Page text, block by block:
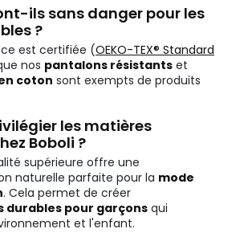
ils sans danger pour les
?
est certifiée (OEKO-TEX® Standard
nos pantalons résistants et
coton sont exempts de produits
les matières
Boboli ?
supérieure offre une
naturelle parfaite pour la mode
. Cela permet de créer
durables pour garçons qui
et l'enfant.